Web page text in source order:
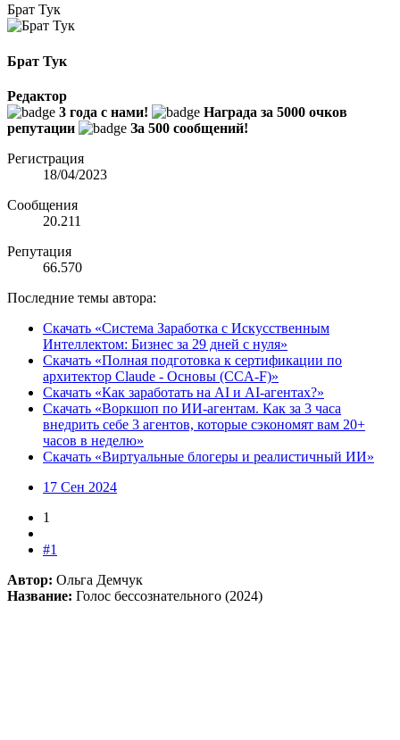
Брат Тук
Брат Тук
Редактор
3 года с нами!
Награда за 5000 очков
репутации
За 500 сообщений!
Регистрация
18/04/2023
Сообщения
20.211
Репутация
66.570
Последние темы автора:
Скачать «Система Заработка с Искусственным
Интеллектом: Бизнес за 29 дней с нуля»
Скачать «Полная подготовка к сертификации по
архитектор Claude - Основы (CCA-F)»
Скачать «Как заработать на AI и AI-агентах?»
Скачать «Воркшоп по ИИ-агентам. Как за 3 часа
внедрить себе 3 агентов, которые сэкономят вам 20+
часов в неделю»
Скачать «Виртуальные блогеры и реалистичный ИИ»
17 Сен 2024
1
#1
Автор: Ольга Демчук
Название: Голос бессознательного (2024)